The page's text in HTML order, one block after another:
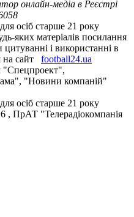
онлайн-медіа в Реєстрі
осіб старше 21 року
яких матеріалів посилання
і використанні в
на сайт
football24.ua
"Спецпроект",
"Новини компаній"
осіб старше 21 року
, ПрАТ "Телерадіокомпанія